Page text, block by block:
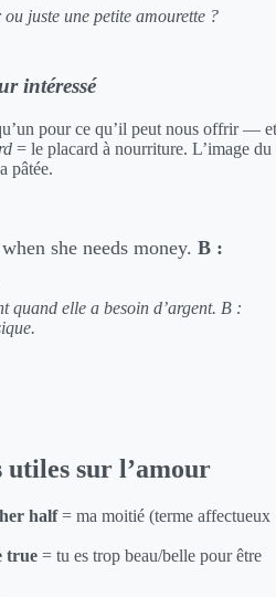
juste une petite amourette ?
intéressé
pour ce qu’il peut nous offrir — et
= le placard à nourriture. L’image du
pâtée.
she needs money. B :
quand elle a besoin d’argent. B :
utiles sur l’amour
half= ma moitié (terme affectueux
true = tu es trop beau/belle pour être